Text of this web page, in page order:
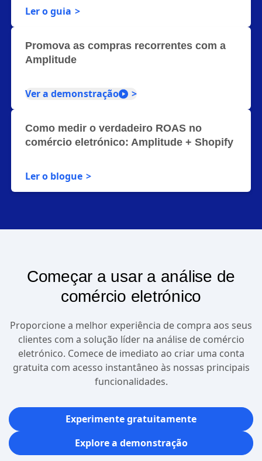
Ler o guia
Promova as compras recorrentes com a
Amplitude
Ver a demonstração
Como medir o verdadeiro ROAS no
comércio eletrónico: Amplitude + Shopify
Ler o blogue
Começar a usar a análise de
comércio eletrónico
Proporcione a melhor experiência de compra aos seus
clientes com a solução líder na análise de comércio
eletrónico. Comece de imediato ao criar uma conta
gratuita com acesso instantâneo às nossas principais
funcionalidades.
Experimente gratuitamente
Explore a demonstração